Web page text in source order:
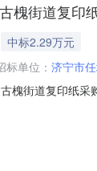
槐街道复印
中标2.29万元
标单位： 济宁市
槐街道复印纸
限公司